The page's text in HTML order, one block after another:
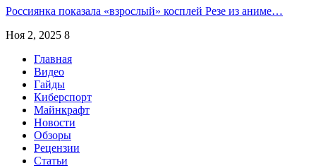
Россиянка показала «взрослый» косплей Резе из аниме…
Ноя 2, 2025 8
Главная
Видео
Гайды
Киберспорт
Майнкрафт
Новости
Обзоры
Рецензии
Статьи